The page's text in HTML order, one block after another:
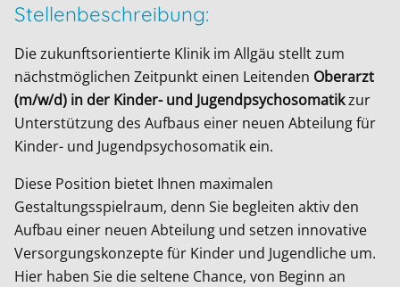
Stellenbeschreibung:
Die zukunftsorientierte Klinik im Allgäu stellt zum
nächstmöglichen Zeitpunkt einen Leitenden Oberarzt
(m/w/d) in der Kinder- und Jugendpsychosomatikzur
Unterstützung des Aufbaus einer neuen Abteilung für
Kinder- und Jugendpsychosomatik ein.
Diese Position bietet Ihnen maximalen
Gestaltungsspielraum, denn Sie begleiten aktiv den
Aufbau einer neuen Abteilung und setzen innovative
Versorgungskonzepte für Kinder und Jugendliche um.
Hier haben Sie die seltene Chance, von Beginn an